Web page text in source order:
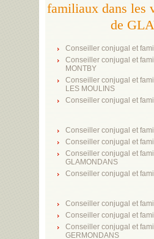
familiaux dans les
de
Conseiller conjugal et
Conseiller conjugal et
MONTBY
Conseiller conjugal et
LES MOULINS
Conseiller conjugal et
Conseiller conjugal et
Conseiller conjugal et
Conseiller conjugal et
GLAMONDANS
Conseiller conjugal et
Conseiller conjugal et
Conseiller conjugal et
Conseiller conjugal et
GERMONDANS